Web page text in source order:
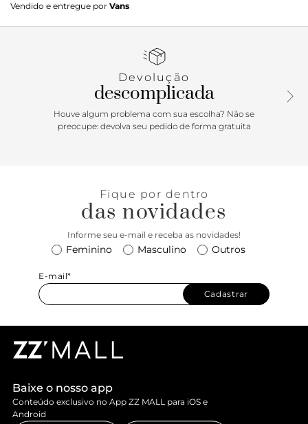
zíper, bolso traseiro deslizante, alça regulável e aplicação de
patch frontal do logo. Dimensões (AxLxP): 17,7 cm x 12,7 cm
Vendido e entregue por Vans
Devolução
descomplicada
Houve algum problema com sua escolha? Não se
preocupe: devolva seu pedido de forma gratuita
Fique por dentro
das novidades
Informe seu e-mail e receba as novidades!
Feminino Masculino Outros
E-mail*
Cadastrar
Baixe o nosso app
Conteúdo exclusivo no App ZZ MALL para iOS e
Android